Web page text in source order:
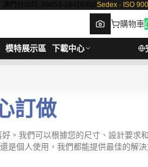
澳門分公司: 00853-28410350 Sedex · ISO
購物車
模特展示區 下載中心
訂做
。我們可以根據您的尺寸、設計要求
是個人使用，我們都能提供最佳的解